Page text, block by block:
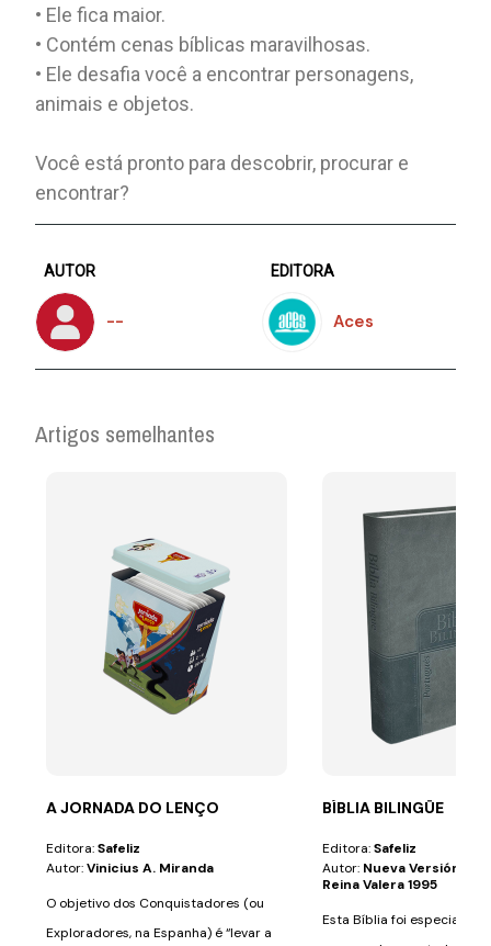
• Ele fica maior.
• Contém cenas bíblicas maravilhosas.
• Ele desafia você a encontrar personagens,
animais e objetos.
Você está pronto para descobrir, procurar e
encontrar?
AUTOR
--
EDITORA
Aces
Artigos semelhantes
A JORNADA DO LENÇO
Editora:Safeliz
Autor:Vinicius A. Miranda
O objetivo dos Conquistadores (ou
Exploradores, na Espanha) é “levar a
BÍBLIA BILINGÜE
Editora:Safeliz
Autor: Nueva Versión
Reina Valera 1995
Esta Bíblia foi